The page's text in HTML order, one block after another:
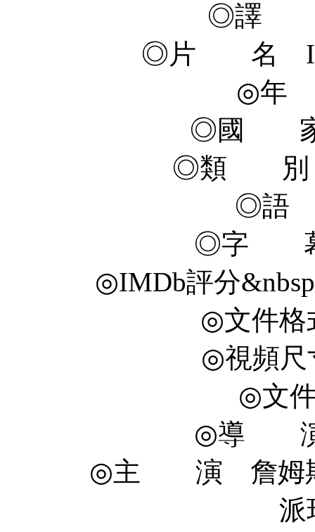
◎譯
◎片 名 Into
◎年
◎國 家
◎類 別
◎語
◎字 幕
◎IMDb評分
◎文件
◎視頻尺
◎文
◎導 演
◎主 演 詹姆斯·
派珀·佩拉